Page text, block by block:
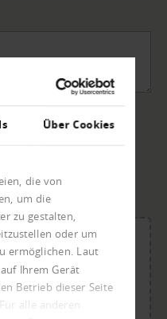
Über Cookies
die von
um die
zu gestalten,
oder um
ermöglichen. Laut
Ihrem Gerät
Betrieb dieser Seite
alle anderen
die
oder klicken.
20 MB.